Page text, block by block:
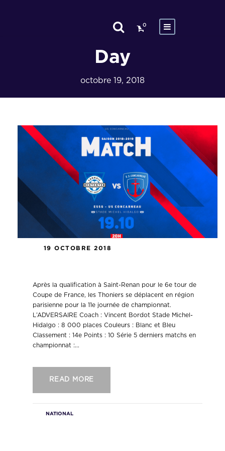
0
Day
octobre 19, 2018
19 OCTOBRE 2018
Après la qualification à Saint-Renan pour le 6e tour de
Coupe de France, les Thoniers se déplacent en région
parisienne pour la 11e journée de championnat.
L’ADVERSAIRE Coach : Vincent Bordot Stade Michel-
Hidalgo : 8 000 places Couleurs : Blanc et Bleu
Classement : 14e Points : 10 Série 5 derniers matchs en
championnat :...
READ MORE
NATIONAL